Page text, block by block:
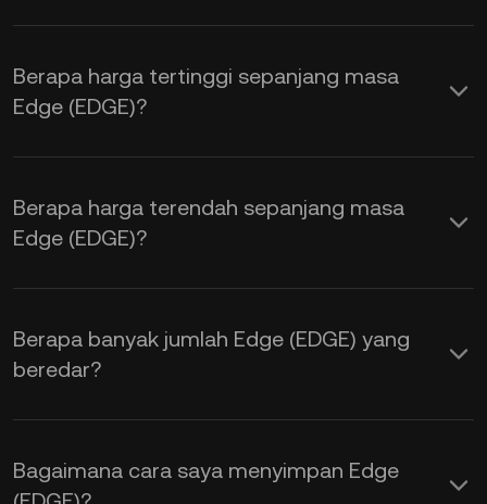
KuCoin menyediakan pembaruan harga
USD secara real time untuk Edge
(EDGE). Harga Edge dipengaruhi oleh
KuCoin untuk memperoleh kurs
pertukaran
time.
Berapa harga tertinggi sepanjang masa
Edge (EDGE)?
Berapa harga terendah sepanjang masa
Edge (EDGE)?
Berapa banyak jumlah Edge (EDGE) yang
beredar?
Bagaimana cara saya menyimpan Edge